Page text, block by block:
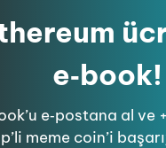
e‑book!
e‑postana al ve
meme coin’i